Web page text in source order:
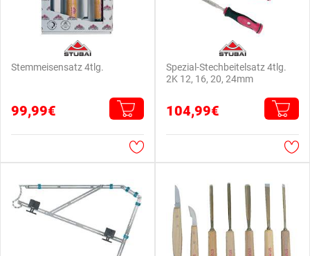
Stemmeisensatz 4tlg.
99,99€
Spezial-Stechbeitelsatz 4tlg.
2K 12, 16, 20, 24mm
104,99€